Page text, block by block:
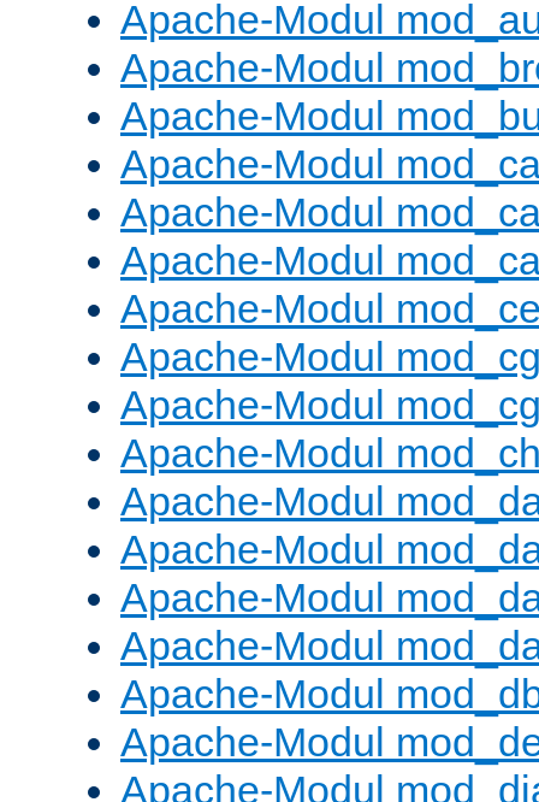
Apache-Modul
Apache-Modul
Apache-Modul
Apache-Modul
Apache-Modul
Apache-Modul
Apache-Modul
Apache-Modul
Apache-Modul
Apache-Modul
Apache-Modul
Apache-Modul
Apache-Modul
Apache-Modul
Apache-Modul
Apache-Modul
Apache-Modul